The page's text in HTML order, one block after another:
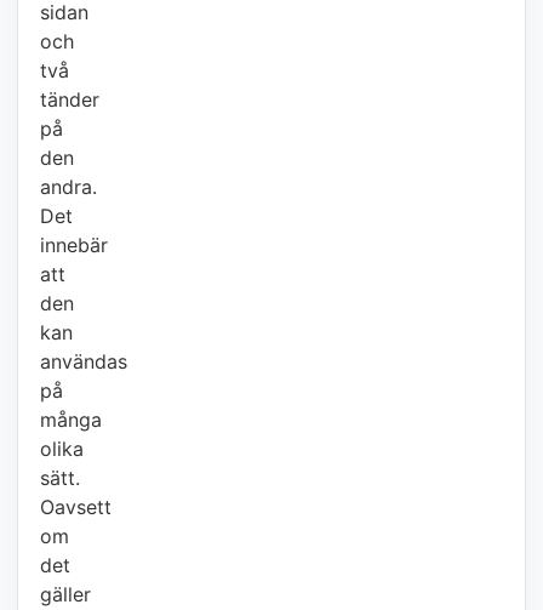
sidan
och
två
tänder
på
den
andra.
Det
innebär
att
den
kan
användas
på
många
olika
sätt.
Oavsett
om
det
gäller